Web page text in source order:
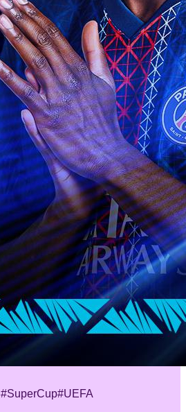
#SuperCup#UEFA